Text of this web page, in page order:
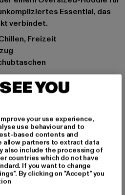
Essential, das
verbindet.
Freizeit
100% Polyamid
APS |
YOU
your use experience,
use behaviour and to
based contents and
allow partners to extract data
also include the processing of
countries which do not have
If you want to change
By clicking on "Accept" you